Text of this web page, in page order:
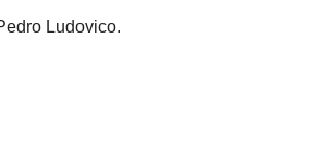
Ludovico.